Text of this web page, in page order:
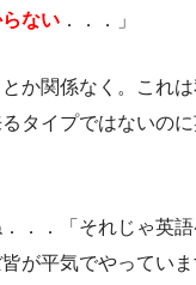
ない ．．．」
か関係なく。これ
タイプではないの
．．「それじゃ英
が平気でやっていま